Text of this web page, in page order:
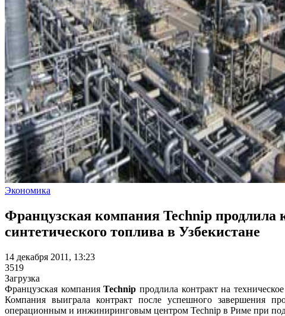
Экономика
Французская компания Technip продлила
синтетического топлива в Узбекистане
14 декабря 2011, 13:23
3519
Загрузка
Французская компанияTechnip продлила контракт на
Компания выиграла контракт после успешного завершения
операционным и инжиниринговым центром Technip в Риме при